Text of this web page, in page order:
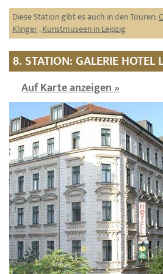
Diese Station gibt es auch in den Touren:
Klinger,Kunstmuseen in Leipzig
8. STATION: GALERIE HOTEL
Auf Karte anzeigen »